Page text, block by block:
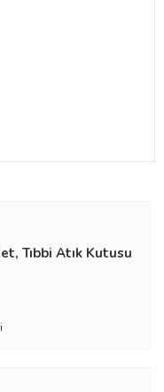
Tıbbi Atık Kutusu